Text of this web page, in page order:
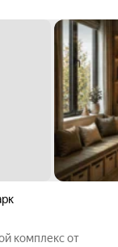
комплекс от